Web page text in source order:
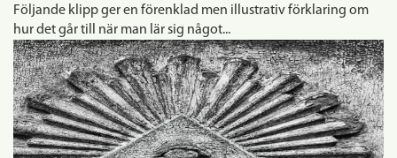
Följande klipp ger en förenklad men illustrativ förklaring om
hur det går till när man lär sig något...